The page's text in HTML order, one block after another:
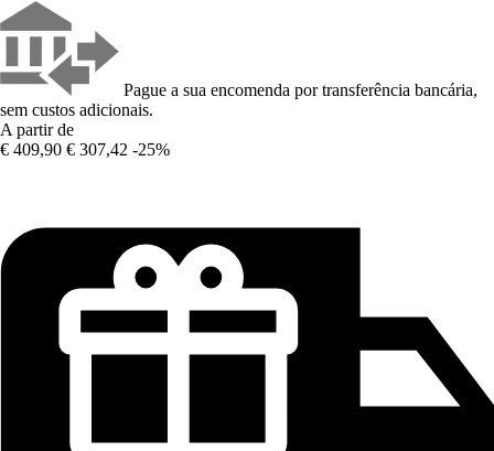
Pague a sua encomenda por transferência bancária,
sem custos adicionais.
A partir de
€ 409,90 € 307,42 -25%